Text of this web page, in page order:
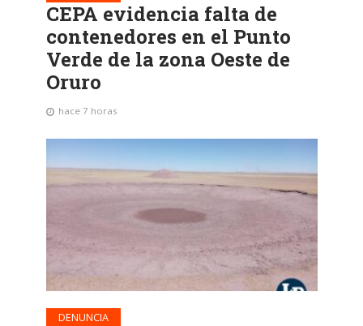
CEPA evidencia falta de
contenedores en el Punto
Verde de la zona Oeste de
Oruro
hace 7 horas
DENUNCIA